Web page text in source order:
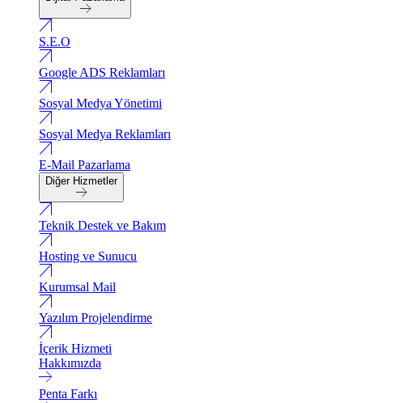
S.E.O
Google ADS Reklamları
Sosyal Medya Yönetimi
Sosyal Medya Reklamları
E-Mail Pazarlama
Diğer Hizmetler
Teknik Destek ve Bakım
Hosting ve Sunucu
Kurumsal Mail
Yazılım Projelendirme
İçerik Hizmeti
Hakkımızda
Penta Farkı